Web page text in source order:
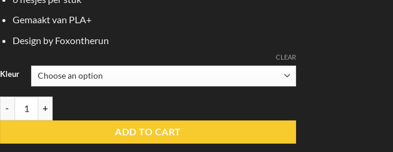
Gemaakt van PLA+
Design by Foxontherun
Kleur
CLEAR
ADD TO CART